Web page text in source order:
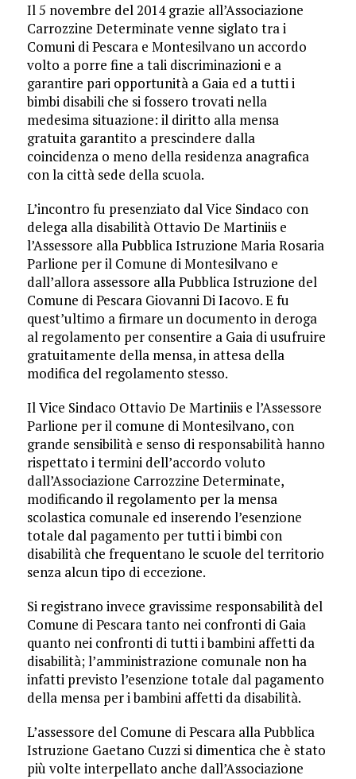
Il 5 novembre del 2014 grazie all’Associazione
Carrozzine Determinate venne siglato tra i
Comuni di Pescara e Montesilvano un accordo
volto a porre fine a tali discriminazioni e a
garantire pari opportunità a Gaia ed a tutti i
bimbi disabili che si fossero trovati nella
medesima situazione: il diritto alla mensa
gratuita garantito a prescindere dalla
coincidenza o meno della residenza anagrafica
con la città sede della scuola.
L’incontro fu presenziato dal Vice Sindaco con
delega alla disabilità Ottavio De Martiniis e
l’Assessore alla Pubblica Istruzione Maria Rosaria
Parlione per il Comune di Montesilvano e
dall’allora assessore alla Pubblica Istruzione del
Comune di Pescara Giovanni Di Iacovo. E fu
quest’ultimo a firmare un documento in deroga
al regolamento per consentire a Gaia di usufruire
gratuitamente della mensa, in attesa della
modifica del regolamento stesso.
Il Vice Sindaco Ottavio De Martiniis e l’Assessore
Parlione per il comune di Montesilvano, con
grande sensibilità e senso di responsabilità hanno
rispettato i termini dell’accordo voluto
dall’Associazione Carrozzine Determinate,
modificando il regolamento per la mensa
scolastica comunale ed inserendo l’esenzione
totale dal pagamento per tutti i bimbi con
disabilità che frequentano le scuole del territorio
senza alcun tipo di eccezione.
Si registrano invece gravissime responsabilità del
Comune di Pescara tanto nei confronti di Gaia
quanto nei confronti di tutti i bambini affetti da
disabilità; l’amministrazione comunale non ha
infatti previsto l’esenzione totale dal pagamento
della mensa per i bambini affetti da disabilità.
L’assessore del Comune di Pescara alla Pubblica
Istruzione Gaetano Cuzzi si dimentica che è stato
più volte interpellato anche dall’Associazione